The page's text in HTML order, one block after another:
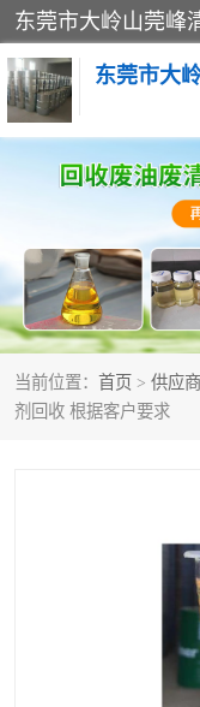
东莞市大
当前位置： 首页 > 供应
剂回收 根据客户要求
废溶剂油回收
废碳氢回收
碳氢二氯回收